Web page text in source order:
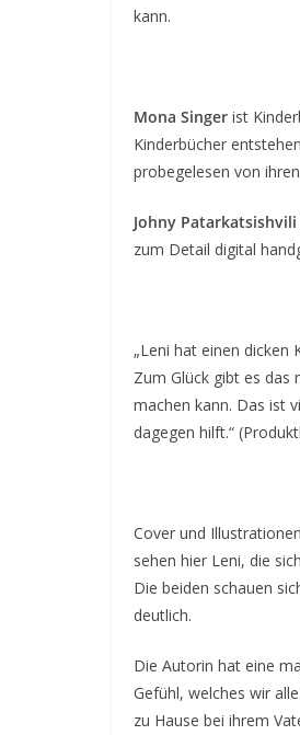
kann.
Mona Singer ist
Kinderbücher
probegelesen von
Johny Patarkatsishvili
zum Detail digital
„Leni hat einen dicken
Zum Glück gibt es
machen kann. Das ist
dagegen hilft.“
Cover und
sehen hier Leni, die
Die beiden schauen
deutlich.
Die Autorin hat eine
Gefühl, welches wir
zu Hause bei ihrem